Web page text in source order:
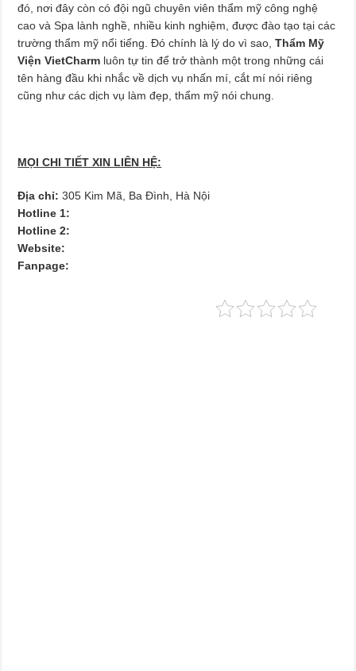
đó, nơi đây còn có đội ngũ chuyên viên thẩm mỹ công nghệ
cao và Spa lành nghề, nhiều kinh nghiệm, được đào tạo tại các
trường thẩm mỹ nổi tiếng. Đó chính là lý do vì sao,Thẩm Mỹ
Viện VietCharm luôn tự tin để trở thành một trong những cái
tên hàng đầu khi nhắc về dịch vụ nhấn mí, cắt mí nói riêng
cũng như các dịch vụ làm đẹp, thẩm mỹ nói chung.
MỌI CHI TIẾT XIN LIÊN HỆ:
Địa chỉ:305 Kim Mã, Ba Đình, Hà Nội
Hotline 1:
Hotline 2:
Website:
Fanpage: